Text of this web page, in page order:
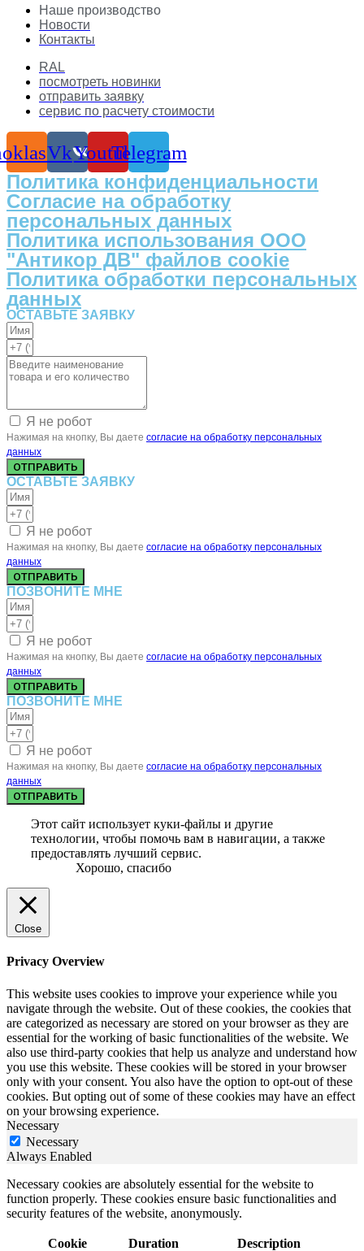
Наше производство
Новости
Контакты
RAL
посмотреть новинки
отправить заявку
сервис по расчету стоимости
VkYoutubeTelegram
Политика конфиденциальности
Согласие на обработку
персональных данных
Политика использования ООО
"Антикор ДВ" файлов cookie
Политика обработки персональных
данных
ОСТАВЬТЕ ЗАЯВКУ
Я не робот
Нажимая на кнопку, Вы даете согласие на обработку персональных
данных
ОТПРАВИТЬ
ОСТАВЬТЕ ЗАЯВКУ
Я не робот
Нажимая на кнопку, Вы даете согласие на обработку персональных
данных
ОТПРАВИТЬ
ПОЗВОНИТЕ МНЕ
Я не робот
Нажимая на кнопку, Вы даете согласие на обработку персональных
данных
ОТПРАВИТЬ
ПОЗВОНИТЕ МНЕ
Я не робот
Нажимая на кнопку, Вы даете согласие на обработку персональных
данных
ОТПРАВИТЬ
Этот сайт использует куки-файлы и другие
технологии, чтобы помочь вам в навигации, а также
предоставлять лучший сервис.
Хорошо, спасибо
Close
Privacy Overview
This website uses cookies to improve your experience while you
navigate through the website. Out of these cookies, the cookies that
are categorized as necessary are stored on your browser as they are
essential for the working of basic functionalities of the website. We
also use third-party cookies that help us analyze and understand how
you use this website. These cookies will be stored in your browser
only with your consent. You also have the option to opt-out of these
cookies. But opting out of some of these cookies may have an effect
on your browsing experience.
Necessary
Necessary
Always Enabled
Necessary cookies are absolutely essential for the website to
function properly. These cookies ensure basic functionalities and
security features of the website, anonymously.
Cookie Duration Description